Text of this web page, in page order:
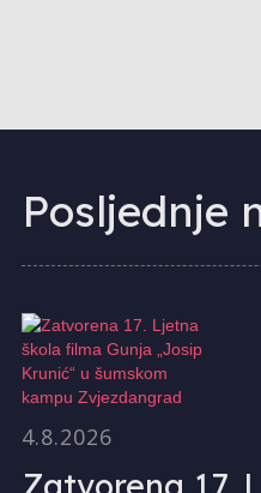
Posljednje
4.8.2026